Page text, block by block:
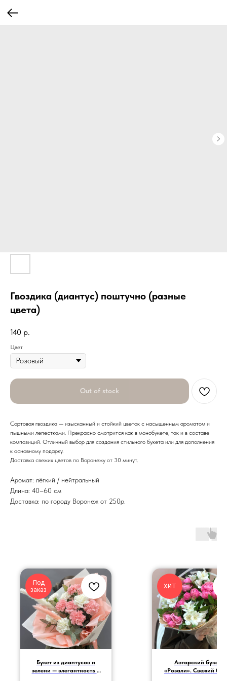
Гвоздика (диантус) поштучно (разные
цвета)
140 р.
Цвет
Out of stock
Сортовая гвоздика — изысканный и стойкий цветок с насыщенным ароматом и
пышными лепестками. Прекрасно смотрится как в монобукете, так и в составе
композиций. Отличный выбор для создания стильного букета или для дополнения
к основному подарку.
Доставка свежих цветов по Воронежу от 30 минут.
Аромат: лёгкий / нейтральный
Длина: 40–60 см
Доставка: по городу Воронеж от 250р.
Под
заказ
Букет из диантусов и
зелени — элегантность и
ХИТ
Авторский букет
«Розали». Свежий